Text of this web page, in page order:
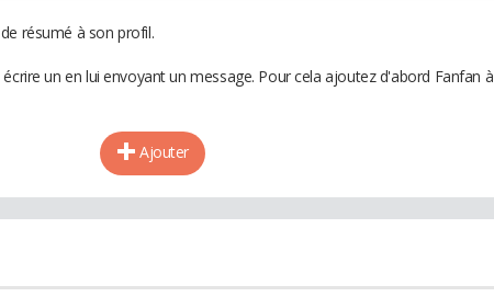
résumé à son profil.
un en lui envoyant un message. Pour cela ajoutez d'abord Fanfan à
Ajouter